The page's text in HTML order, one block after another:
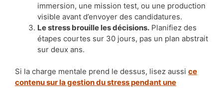
immersion, une mission test, ou une production
visible avant d’envoyer des candidatures.
Le stress brouille les décisions. Planifiez des
étapes courtes sur 30 jours, pas un plan abstrait
sur deux ans.
Si la charge mentale prend le dessus, lisez aussi ce
contenu sur la gestion du stress pendant une